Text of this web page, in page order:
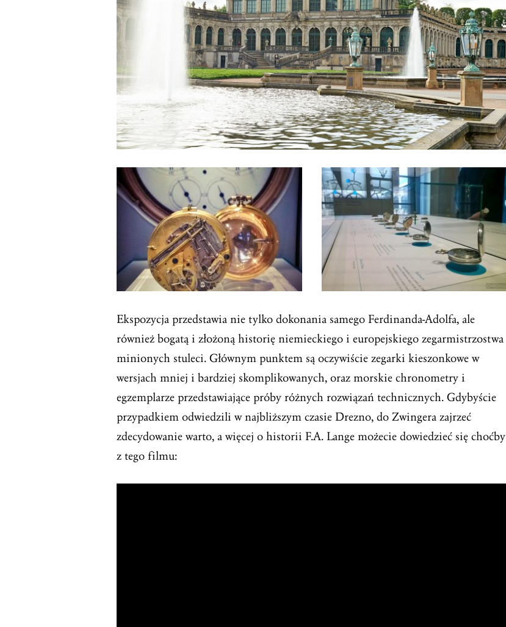
Ekspozycja przedstawia nie tylko dokonania samego Ferdinanda-Adolfa, ale
również bogatą i złożoną historię niemieckiego i europejskiego zegarmistrzostwa
minionych stuleci. Głównym punktem są oczywiście zegarki kieszonkowe w
wersjach mniej i bardziej skomplikowanych, oraz morskie chronometry i
egzemplarze przedstawiające próby różnych rozwiązań technicznych. Gdybyście
przypadkiem odwiedzili w najbliższym czasie Drezno, do Zwingera zajrzeć
zdecydowanie warto, a więcej o historii F.A. Lange możecie dowiedzieć się choćby
z tego filmu: